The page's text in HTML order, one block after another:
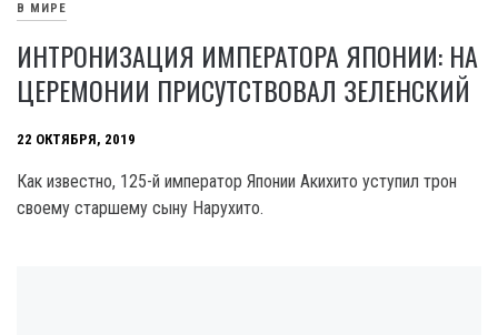
В МИРЕ
ИНТРОНИЗАЦИЯ ИМПЕРАТОРА ЯПОНИИ: НА
ЦЕРЕМОНИИ ПРИСУТСТВОВАЛ ЗЕЛЕНСКИЙ
22 ОКТЯБРЯ, 2019
Как известно, 125-й император Японии Акихито уступил трон
своему старшему сыну Нарухито.